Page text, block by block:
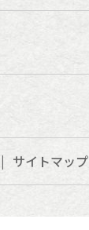
サイトマップ